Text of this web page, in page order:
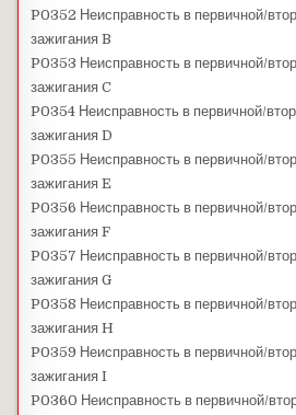
P0352 Неисправность в первичной/
зажигания B
P0353 Неисправность в первичной/
зажигания C
P0354 Неисправность в первичной/
зажигания D
P0355 Неисправность в первичной/
зажигания E
P0356 Неисправность в первичной/
зажигания F
P0357 Неисправность в первичной/
зажигания G
P0358 Неисправность в первичной/
зажигания H
P0359 Неисправность в первичной/
зажигания I
P0360 Неисправность в первичной/